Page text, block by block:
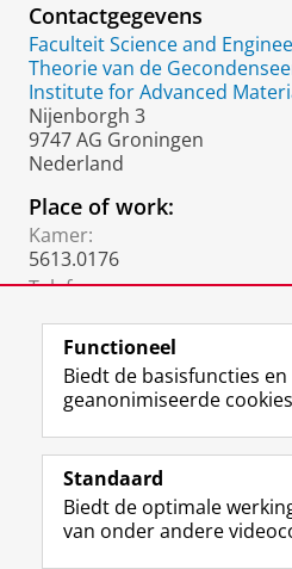
Contactgegevens
Faculteit Science and
Theorie van de
Institute for Advanced
Nijenborgh 3
9747 AG Groningen
Nederland
Place of work:
Kamer:
5613.0176
Telefoon:
Volg de RUG
Studiekiezers
Functioneel
Biedt de basisfuncties
geanonimiseerde
Standaard
Biedt de optimale
van onder andere